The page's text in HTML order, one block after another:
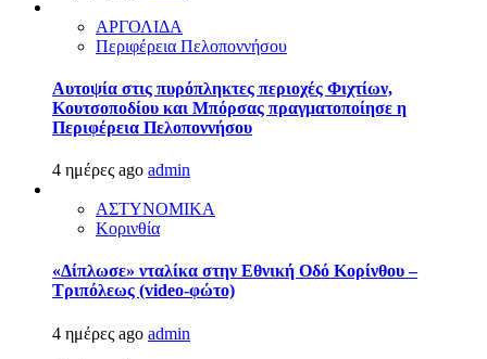
ΑΡΓΟΛΙΔΑ
Περιφέρεια Πελοποννήσου
Αυτοψία στις πυρόπληκτες περιοχές Φιχτίων,
Κουτσοποδίου και Μπόρσας πραγματοποίησε η
Περιφέρεια Πελοποννήσου
4 ημέρες ago admin
ΑΣΤΥΝΟΜΙΚΑ
Κορινθία
«Δίπλωσε» νταλίκα στην Εθνική Oδό Κορίνθου –
Τριπόλεως (video-φώτο)
4 ημέρες ago admin